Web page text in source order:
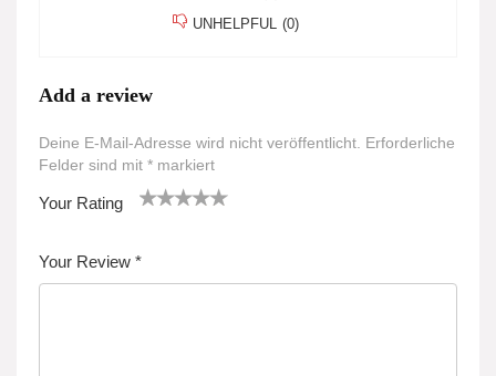
UNHELPFUL (0)
Add a review
Deine E-Mail-Adresse wird nicht veröffentlicht. Erforderliche
Felder sind mit * markiert
Your Rating
o
5 St
nen
n
Your Review *